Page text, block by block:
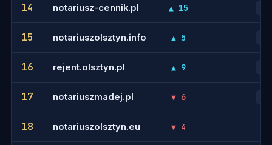
14 notariusz-cennik.pl ▲ 15
15 notariuszolsztyn.info ▲ 5
16 rejent.olsztyn.pl ▲ 9
17 notariuszmadej.pl ▼ 6
18 notariuszolsztyn.eu ▼ 4